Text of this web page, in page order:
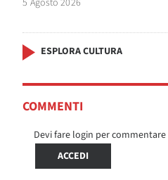
ESPLORA CULTURA
COMMENTI
Devi fare login per commentare
ACCEDI